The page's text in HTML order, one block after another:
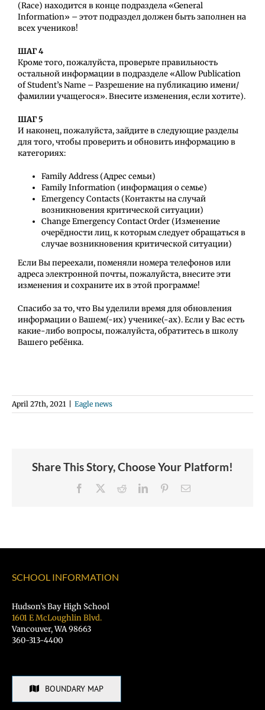
(Race) находится в конце подраздела «General
Information» – этот подраздел должен быть заполнен на
всех учеников!
ШАГ 4
Кроме того, пожалуйста, проверьте правильность
остальной информации в подразделе «Allow Publication
of Student’s Name – Разрешение на публикацию имени/
фамилии учащегося». Внесите изменения, если хотите).
ШАГ 5
И наконец, пожалуйста, зайдите в следующие разделы
для того, чтобы проверить и обновить информацию в
категориях:
Family Address (Адрес семьи)
Family Information (информация о семье)
Emergency Contacts (Контакты на случай
возникновения критической ситуации)
Change Emergency Contact Order (Изменение
очерёдности лиц, к которым следует обращаться в
случае возникновения критической ситуации)
Если Вы переехали, поменяли номера телефонов или
адреса электронной почты, пожалуйста, внесите эти
изменения и сохраните их в этой программе!
Спасибо за то, что Вы уделили время для обновления
информации о Вашем(-их) ученике(-ах). Если у Вас есть
какие-либо вопросы, пожалуйста, обратитесь в школу
Вашего ребёнка.
April 27th, 2021 | Eagle news
Share This Story, Choose Your Platform!
Facebook RedditLinkedInPinterestEmail
SCHOOL INFORMATION
Hudson’s Bay High School
1601 E McLoughlin Blvd.
Vancouver, WA 98663
360-313-4400
BOUNDARY MAP